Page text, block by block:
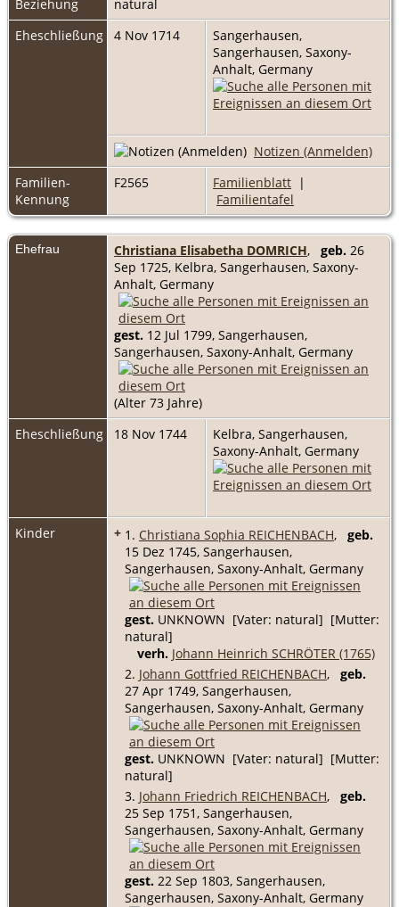
Beziehung
natural
Eheschließung
4 Nov 1714
Sangerhausen,
Sangerhausen, Saxony-
Anhalt, Germany
Notizen (Anmelden)
Familien-
Kennung
F2565 Familienblatt |
Familientafel
Ehefrau Christiana Elisabetha DOMRICH, geb. 26
Sep 1725, Kelbra, Sangerhausen, Saxony-
Anhalt, Germany
gest. 12 Jul 1799, Sangerhausen,
Sangerhausen, Saxony-Anhalt, Germany
(Alter 73 Jahre)
Eheschließung
18 Nov 1744
Kelbra, Sangerhausen,
Saxony-Anhalt, Germany
Kinder + 1. Christiana Sophia REICHENBACH, geb.
15 Dez 1745, Sangerhausen,
Sangerhausen, Saxony-Anhalt, Germany
gest. UNKNOWN [Vater: natural] [Mutter:
natural]
verh. Johann Heinrich SCHRÖTER (1765)
2. Johann Gottfried REICHENBACH, geb.
27 Apr 1749, Sangerhausen,
Sangerhausen, Saxony-Anhalt, Germany
gest. UNKNOWN [Vater: natural] [Mutter:
natural]
3. Johann Friedrich REICHENBACH, geb.
25 Sep 1751, Sangerhausen,
Sangerhausen, Saxony-Anhalt, Germany
gest. 22 Sep 1803, Sangerhausen,
Sangerhausen, Saxony-Anhalt, Germany